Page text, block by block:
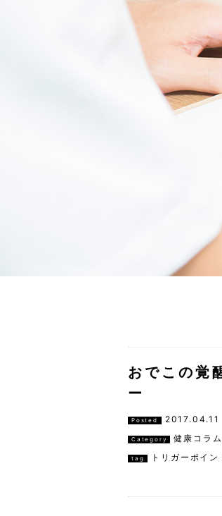
おでこの覚
ー
Posted 2017.04.11
Category 健康コラム
tag トリガーポイン